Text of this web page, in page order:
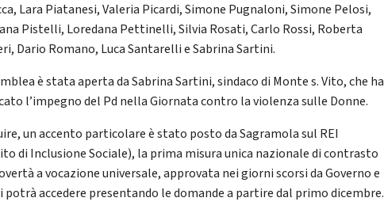
Lara Piatanesi, Valeria Picardi, Simone Pugnaloni, Simone Pelosi,
Pistelli, Loredana Pettinelli, Silvia Rosati, Carlo Rossi, Roberta
Dario Romano, Luca Santarelli e Sabrina Sartini.
è stata aperta da Sabrina Sartini, sindaco di Monte s. Vito, che ha
l’impegno del Pd nella Giornata contro la violenza sulle Donne.
un accento particolare è stato posto da Sagramola sul REI
di Inclusione Sociale), la prima misura unica nazionale di contrasto
a vocazione universale, approvata nei giorni scorsi da Governo e
potrà accedere presentando le domande a partire dal primo dicembre.